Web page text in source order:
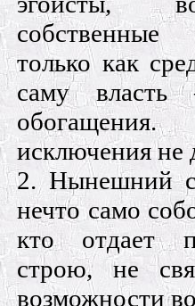
собственные
только как
саму
исключения не
2. Нынешний
нечто само
кто отдает
строю, не
возможности